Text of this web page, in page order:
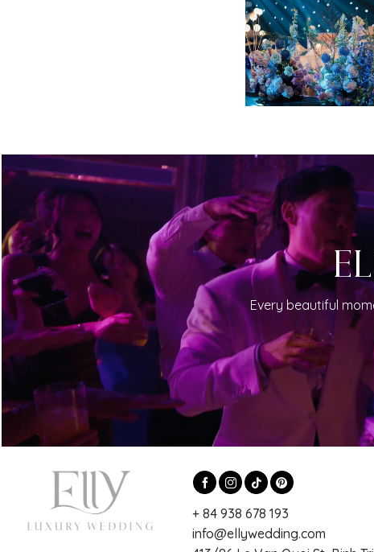
Every beautiful
+ 84 938 678 193
info@ellywedding.com